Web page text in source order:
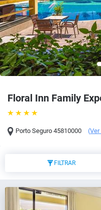
Floral Inn Family
Porto Seguro 45810000 (
FILTRAR